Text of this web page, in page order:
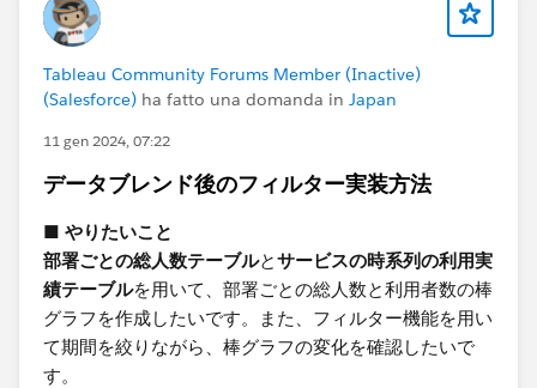
Tableau Community Forums Member (Inactive)
(Salesforce) ha fatto una domanda in Japan
11 gen 2024, 07:22
データブレンド後のフィルター実装方法
■ やりたいこと
部署ごとの総人数テーブルとサービスの時系列の利用実
績テーブルを用いて、部署ごとの総人数と利用者数の棒
グラフを作成したいです。また、フィルター機能を用い
て期間を絞りながら、棒グラフの変化を確認したいで
す。